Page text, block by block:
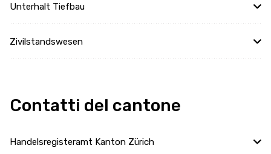
Unterhalt Tiefbau
Zivilstandswesen
Contatti del cantone
Handelsregisteramt Kanton Zürich